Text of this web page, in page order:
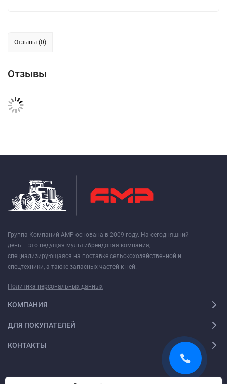
Отзывы (0)
Отзывы
Группа Компаний АМР основана в 2009 году. На сегодняшний
день – это ведущая мультибрендовая компания,
специализирующаяся на поставке сельскохозяйственной и
спецтехники, а также запасных частей к ней.
Политика персональных данных
КОМПАНИЯ
ДЛЯ ПОКУПАТЕЛЕЙ
КОНТАКТЫ